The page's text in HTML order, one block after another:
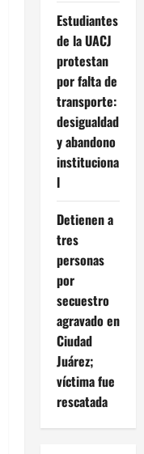
Estudiantes
de la UACJ
protestan
por falta de
transporte:
desigualdad
y abandono
instituciona
l
Detienen a
tres
personas
por
secuestro
agravado en
Ciudad
Juárez;
víctima fue
rescatada